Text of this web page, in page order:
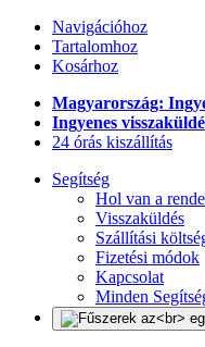
Navigációhoz
Tartalomhoz
Kosárhoz
Magyarország:
Ingyenes
24 órás kiszállítás
Segítség
Hol van a
Visszaküldés
Szállítási
Fizetési módok
Kapcsolat
Minden